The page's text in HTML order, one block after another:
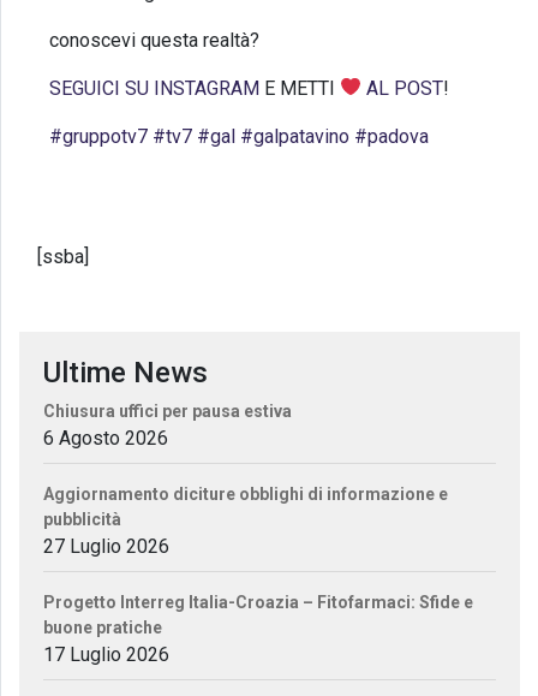
conoscevi questa realtà?
SEGUICI SU INSTAGRAM E METTI AL POST!
#gruppotv7 #tv7 #gal #galpatavino #padova
[ssba]
Ultime News
Chiusura uffici per pausa estiva
6 Agosto 2026
Aggiornamento diciture obblighi di informazione e
pubblicità
27 Luglio 2026
Progetto Interreg Italia-Croazia – Fitofarmaci: Sfide e
buone pratiche
17 Luglio 2026